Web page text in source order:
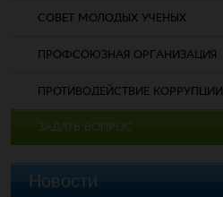
СОВЕТ МОЛОДЫХ УЧЕНЫХ
ПРОФСОЮЗНАЯ ОРГАНИЗАЦИЯ
ПРОТИВОДЕЙСТВИЕ КОРРУПЦИИ
ЗАДАТЬ ВОПРОС
Новости